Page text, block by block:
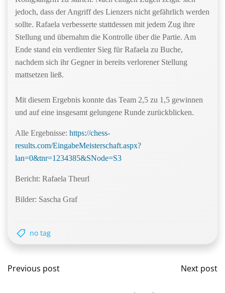
jedoch, dass der Angriff des Lienzers nicht gefährlich werden
sollte. Rafaela verbesserte stattdessen mit jedem Zug ihre
Stellung und übernahm die Kontrolle über die Partie. Am
Ende stand ein verdienter Sieg für Rafaela zu Buche,
nachdem sich ihr Gegner in bereits verlorener Stellung
mattsetzen ließ.
Mit diesem Ergebnis konnte das Team 2,5 zu 1,5 gewinnen
und auf eine insgesamt gelungene Runde zurückblicken.
Alle Ergebnisse: https://chess-
results.com/EingabeMeisterschaft.aspx?
lan=0&tnr=1234385&SNode=S3
Bericht: Rafaela Theurl
Bilder: Sascha Graf
no tag
Post
Previous post
Post
Next post